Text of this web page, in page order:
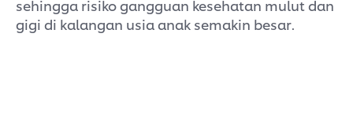
sehingga risiko gangguan kesehatan mulut dan
gigi di kalangan usia anak semakin besar.